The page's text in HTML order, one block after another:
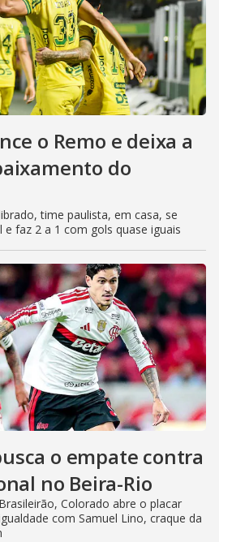
o Remo e deixa a
do
time paulista, em casa, se
faz 2 a 1 com gols quase iguais
o empate contra
no Beira-Rio
Colorado abre o placar
com Samuel Lino, craque da